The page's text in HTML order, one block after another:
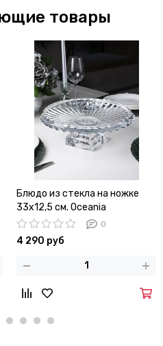
товары
Блюдо из стекла на ножке
33х12,5 см. Oceania
0
4 290 руб